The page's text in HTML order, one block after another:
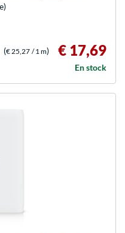
(€ 25,27 / 1 m) € 17,69
En stock